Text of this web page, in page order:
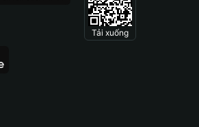
Tải xuống